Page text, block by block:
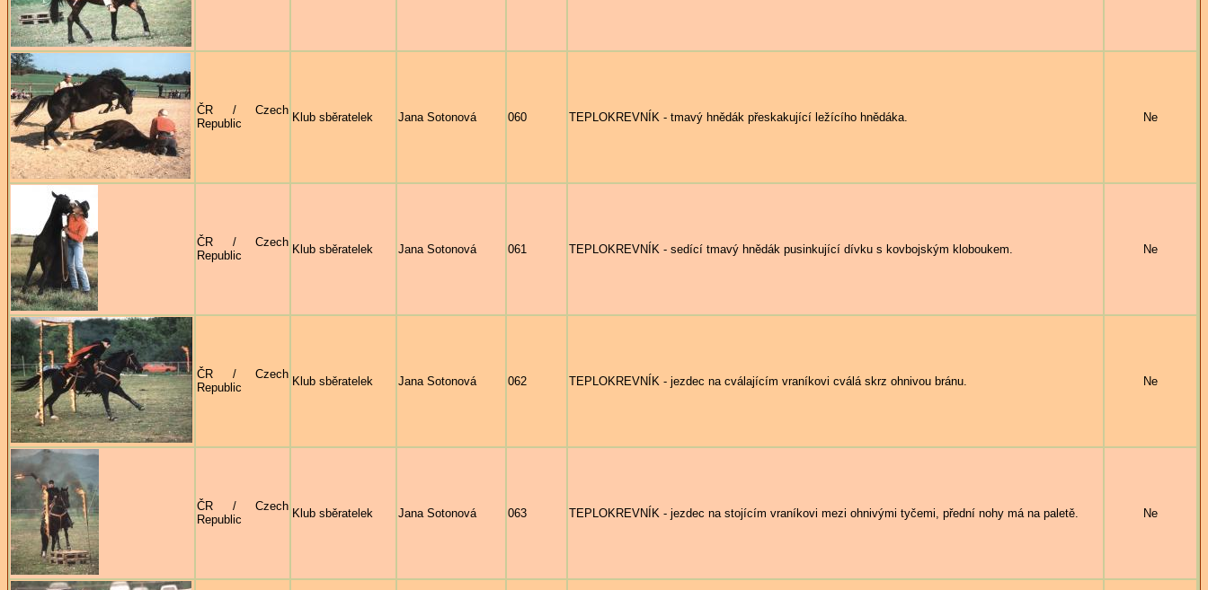
ČR / Czech
Republic
Klub sběratelek Jana Sotonová 060 TEPLOKREVNÍK - tmavý hnědák přeskakující ležícího hnědáka. Ne
ČR / Czech
Republic
Klub sběratelek Jana Sotonová 061 TEPLOKREVNÍK - sedící tmavý hnědák pusinkující dívku s kovbojským kloboukem. Ne
ČR / Czech
Republic
Klub sběratelek Jana Sotonová 062 TEPLOKREVNÍK - jezdec na cválajícím vraníkovi cválá skrz ohnivou bránu. Ne
ČR / Czech
Republic
Klub sběratelek Jana Sotonová 063 TEPLOKREVNÍK - jezdec na stojícím vraníkovi mezi ohnivými tyčemi, přední nohy má na paletě. Ne